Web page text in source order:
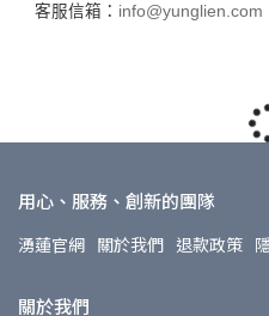
客服信箱： info@yunglien.com
用心、服務、創新的團隊
湧蓮官網 關於我們 退款政策
關於我們